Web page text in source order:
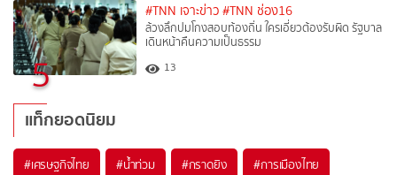
5
#TNN เจาะข่าว #TNN ช่อง16
ล้วงลึกปมโกงสอบท้องถิ่น ใครเอี่ยวต้องรับผิด รัฐบาล
เดินหน้าคืนความเป็นธรรม
13
แท็กยอดนิยม
#เศรษฐกิจไทย #น้ำท่วม #กราดยิง #การเมืองไทย